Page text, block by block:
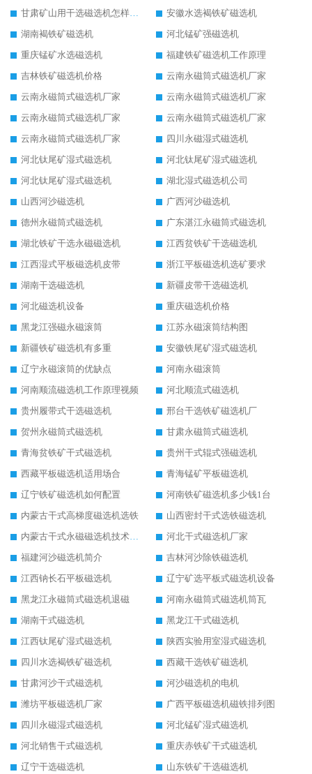
甘肃矿山用干选磁选机怎样调磁
安徽水选褐铁矿磁选机
湖南褐铁矿磁选机
河北锰矿强磁选机
重庆锰矿水选磁选机
福建铁矿磁选机工作原理
吉林铁矿磁选机价格
云南永磁筒式磁选机厂家
云南永磁筒式磁选机厂家
云南永磁筒式磁选机厂家
云南永磁筒式磁选机厂家
云南永磁筒式磁选机厂家
云南永磁筒式磁选机厂家
四川永磁湿式磁选机
河北钛尾矿湿式磁选机
河北钛尾矿湿式磁选机
河北钛尾矿湿式磁选机
湖北湿式磁选机公司
山西河沙磁选机
广西河沙磁选机
德州永磁筒式磁选机
广东湛江永磁筒式磁选机
湖北铁矿干选永磁磁选机
江西贫铁矿干选磁选机
江西湿式平板磁选机皮带
浙江平板磁选机选矿要求
湖南干选磁选机
新疆皮带干选磁选机
河北磁选机设备
重庆磁选机价格
黑龙江强磁永磁滚筒
江苏永磁滚筒结构图
新疆铁矿磁选机有多重
安徽铁尾矿湿式磁选机
辽宁永磁滚筒的优缺点
河南永磁滚筒
河南顺流磁选机工作原理视频
河北顺流式磁选机
贵州履带式干选磁选机
邢台干选铁矿磁选机厂
贺州永磁筒式磁选机
甘肃永磁筒式磁选机
青海贫铁矿干式磁选机
贵州干式辊式强磁选机
西藏平板磁选机适用场合
青海锰矿平板磁选机
辽宁铁矿磁选机如何配置
河南铁矿磁选机多少钱1台
内蒙古干式高梯度磁选机选铁
山西密封干式选铁磁选机
内蒙古干式永磁磁选机技术要求
河北干式磁选机厂家
福建河沙磁选机简介
吉林河沙除铁磁选机
江西钠长石平板磁选机
辽宁矿选平板式磁选机设备
黑龙江永磁筒式磁选机退磁
河南永磁筒式磁选机筒瓦
湖南干式磁选机
黑龙江干式磁选机
江西钛尾矿湿式磁选机
陕西实验用室湿式磁选机
四川水选褐铁矿磁选机
西藏干选铁矿磁选机
甘肃河沙干式磁选机
河沙磁选机的电机
潍坊平板磁选机厂家
广西平板磁选机磁铁排列图
四川永磁湿式磁选机
河北锰矿湿式磁选机
河北销售干式磁选机
重庆赤铁矿干式磁选机
辽宁干选磁选机
山东铁矿干选磁选机